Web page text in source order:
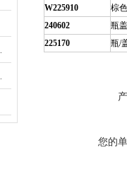
W225910
棕
240602
瓶盖
225170
瓶/
您的